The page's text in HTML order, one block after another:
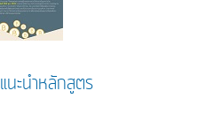
ะนำหลักสูตร